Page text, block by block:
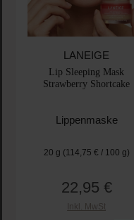
LANEIGE
Lip Sleeping Mask
Strawberry Shortcake
Lippenmaske
20 g (114,75 € / 100 g)
Regulärer
22,95 €
Inkl. MwSt